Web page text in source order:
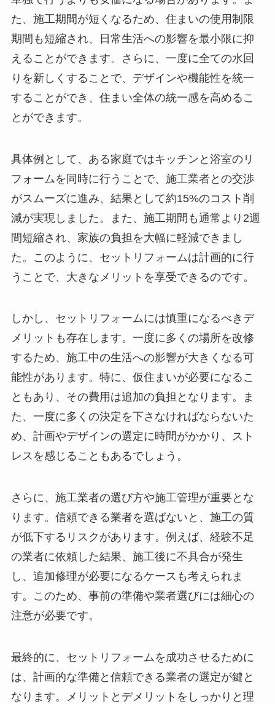
た、施工期間が短くなるため、住まいの使用制限
期間も短縮され、日常生活への影響を最小限に抑
えることができます。さらに、一度に全ての水回
りを新しくすることで、デザインや機能性を統一
することができ、住まい全体の統一感を高めるこ
とができます。
具体例として、ある家庭ではキッチンと浴室のリ
フォームを同時に行うことで、施工業者との交渉
がスムーズに進み、結果として約15%のコスト削
減が実現しました。また、施工期間も通常より2週
間短縮され、家族の負担を大幅に軽減できまし
た。このように、セットリフォームは計画的に行
うことで、大きなメリットを享受できるのです。
しかし、セットリフォームには慎重になるべきデ
メリットも存在します。一度に多くの場所を改修
するため、施工中の生活への影響が大きくなる可
能性があります。特に、仮住まいが必要になるこ
ともあり、その費用は追加の負担となります。ま
た、一度に多くの決定を下さなければならないた
め、計画やデザインの選定に時間がかかり、スト
レスを感じることもあるでしょう。
さらに、施工業者の選び方や施工管理が重要とな
ります。信頼できる業者を選ばないと、施工の質
が低下するリスクがあります。例えば、経験不足
の業者に依頼した結果、施工後に不具合が発生
し、追加修理が必要になるケースも考えられま
す。このため、事前の準備や業者選びには細心の
注意が必要です。
最終的に、セットリフォームを成功させるために
は、計画的な準備と信頼できる業者の選定が鍵と
なります。メリットとデメリットをしっかりと理